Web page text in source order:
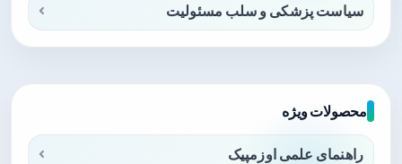
سیاست پزشکی و سلب مسئولیت
محصولات ویژه
راهنمای علمی اوزمپیک